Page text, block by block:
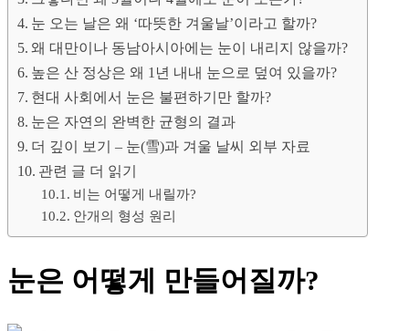
눈 오는 날은 왜 ‘따뜻한 겨울날’이라고 할까?
왜 대만이나 동남아시아에는 눈이 내리지 않을까?
높은 산 정상은 왜 1년 내내 눈으로 덮여 있을까?
현대 사회에서 눈은 불편하기만 할까?
눈은 자연의 완벽한 균형의 결과
더 깊이 보기 – 눈(雪)과 겨울 날씨 외부 자료
관련 글 더 읽기
비는 어떻게 내릴까?
안개의 형성 원리
눈은 어떻게 만들어질까?